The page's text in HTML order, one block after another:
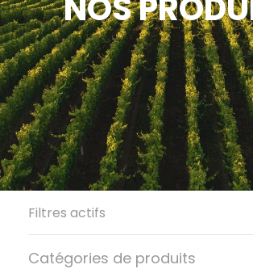
Filtres actifs
Catégories de produits